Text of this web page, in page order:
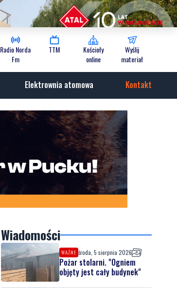
Radio Norda
Fm
TTM
Kościoły
online
Wyślij
materiał
Elektrownia atomowa Kontakt
Wiadomości
WAŻNE środa, 5 sierpnia 2026
Pożar stolarni. "Ogniem
objęty jest cały budynek"